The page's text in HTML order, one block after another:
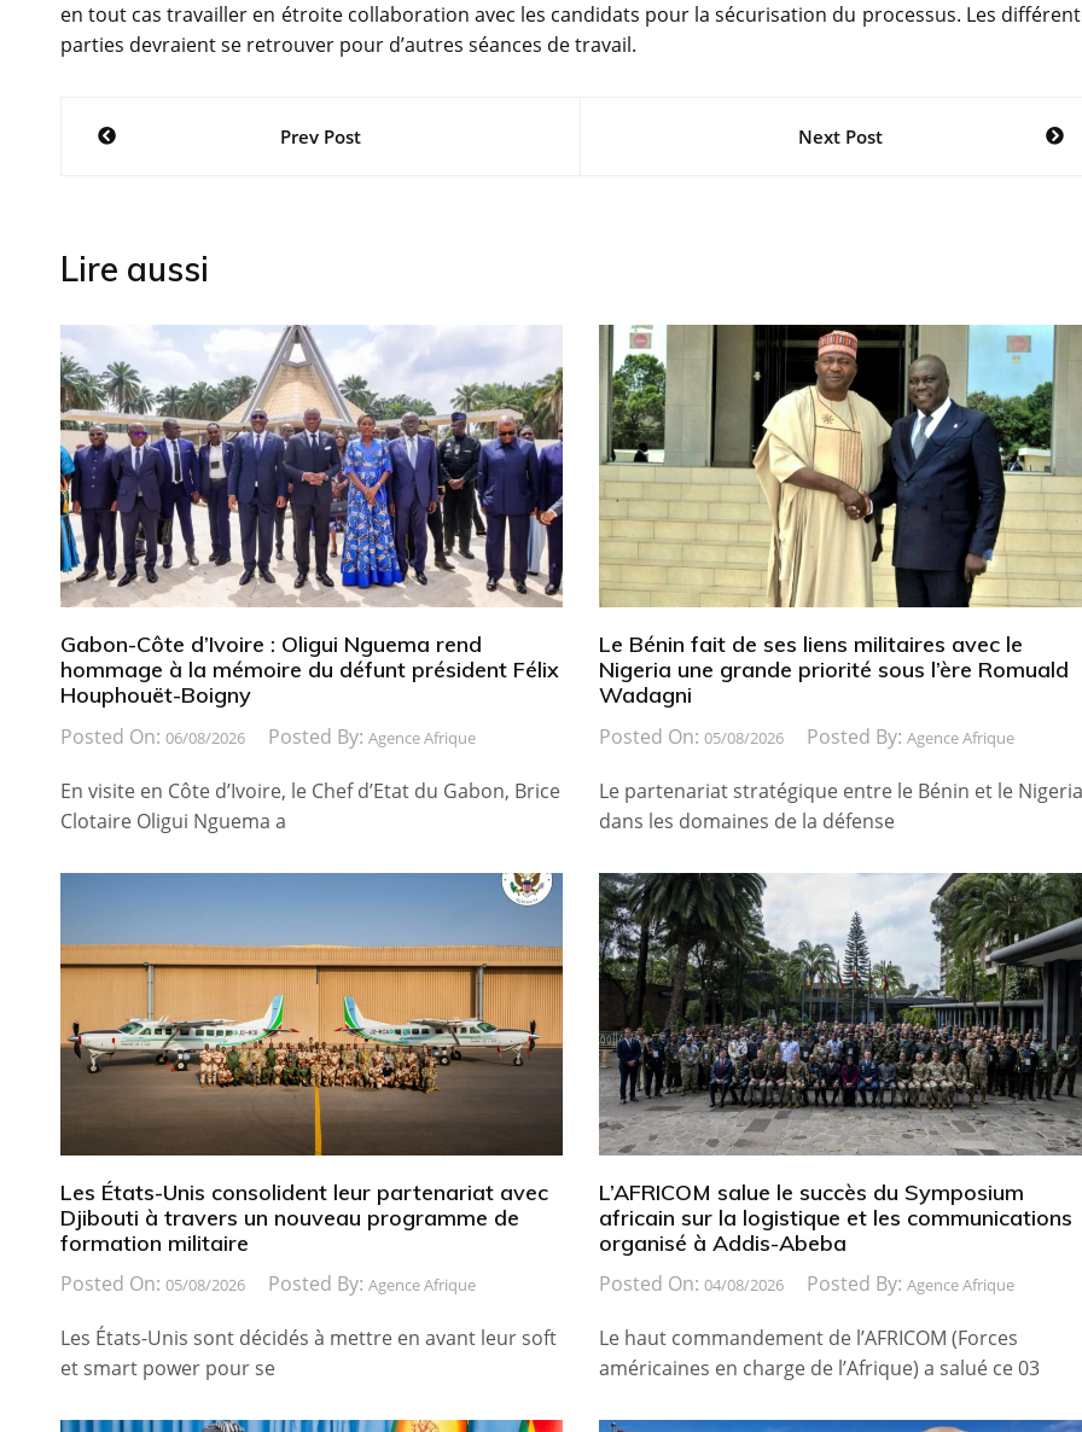
en tout cas travailler en étroite collaboration avec les candidats pour la sécurisation du processus. Les
parties devraient se retrouver pour d’autres séances de travail.
NavigationPrev Post Next Post
Lire aussi
Gabon-Côte d’Ivoire : Oligui Nguema rend
hommage à la mémoire du défunt président Félix
Houphouët-Boigny
Posted On: 06/08/2026 Posted By: Agence Afrique
En visite en Côte d’Ivoire, le Chef d’Etat du Gabon, Brice
Clotaire Oligui Nguema a
Le Bénin fait de ses liens militaires avec le
Nigeria une grande priorité sous l’ère Romuald
Wadagni
Posted On: 05/08/2026 Posted By: Agence Afrique
Le partenariat stratégique entre le Bénin et le Nigeria
dans les domaines de la défense
Les États-Unis consolident leur partenariat avec
Djibouti à travers un nouveau programme de
formation militaire
Posted On: 05/08/2026 Posted By: Agence Afrique
Les États-Unis sont décidés à mettre en avant leur soft
et smart power pour se
L’AFRICOM salue le succès du Symposium
africain sur la logistique et les communications
organisé à Addis-Abeba
Posted On: 04/08/2026 Posted By: Agence Afrique
Le haut commandement de l’AFRICOM (Forces
américaines en charge de l’Afrique) a salué ce 03